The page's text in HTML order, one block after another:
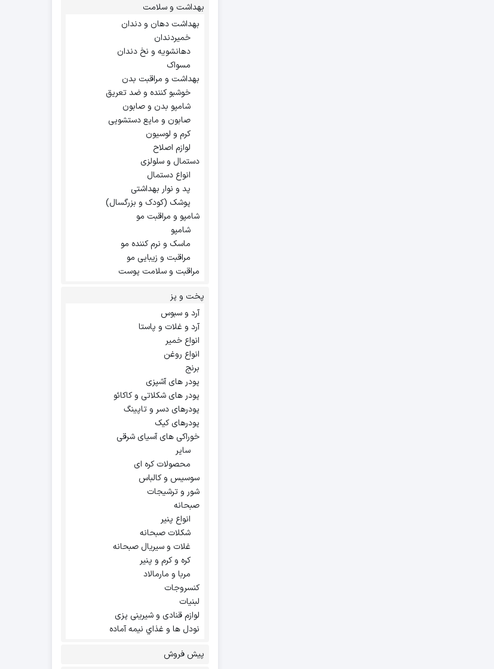
بهداشت و سلامت
بهداشت دهان و دندان
خمیردندان
دهانشویه و نخ دندان
مسواک
بهداشت و مراقبت بدن
خوشبو کننده و ضد تعریق
شامپو بدن و صابون
صابون و مایع دستشویی
کرم و لوسیون
لوازم اصلاح
دستمال و سلولزی
انواع دستمال
پد و نوار بهداشتی
پوشک (کودک و بزرگسال)
شامپو و مراقبت مو
شامپو
ماسک و نرم کننده مو
مراقبت و زیبایی مو
مراقبت و سلامت پوست
پخت و پز
آرد و سبوس
آرد و غلات و پاستا
انواع خمیر
انواع روغن
برنج
پودر های آشپزی
پودر های شکلاتی و کاکائو
پودرهای دسر و تاپینگ
پودرهای کیک
خوراکی های آسیای شرقی
سایر
محصولات کره ای
سوسیس و کالباس
شور و ترشیجات
صبحانه
انواع پنیر
شکلات صبحانه
غلات و سیریال صبحانه
کره و کرم و پنیر
مربا و مارمالاد
کنسروجات
لبنیات
لوازم قنادی و شیرینی پزی
نودل ها و غذاي نيمه آماده
پیش فروش